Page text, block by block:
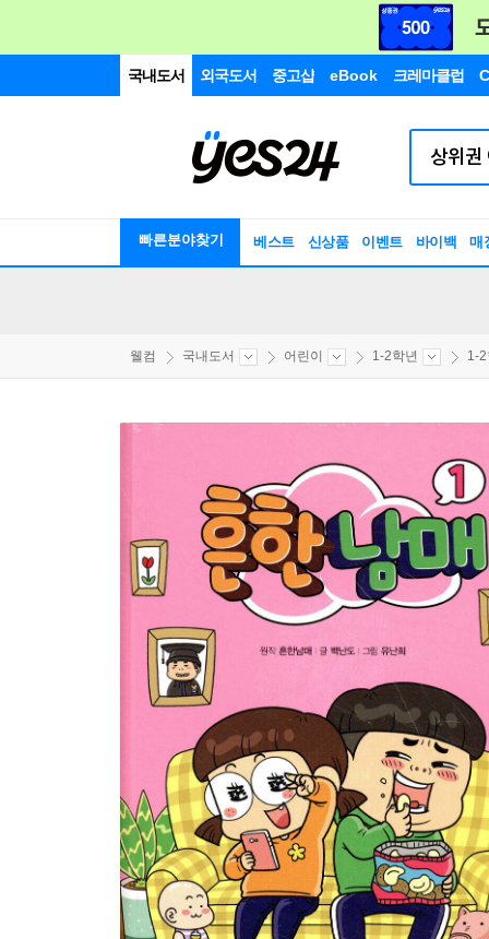
국내도서 외국도서 중고샵 eBook 크레마클럽
빠른분야찾기 베스트 신상품 이벤트 바이백 매
웰컴 국내도서 어린이 1-2학년 1-